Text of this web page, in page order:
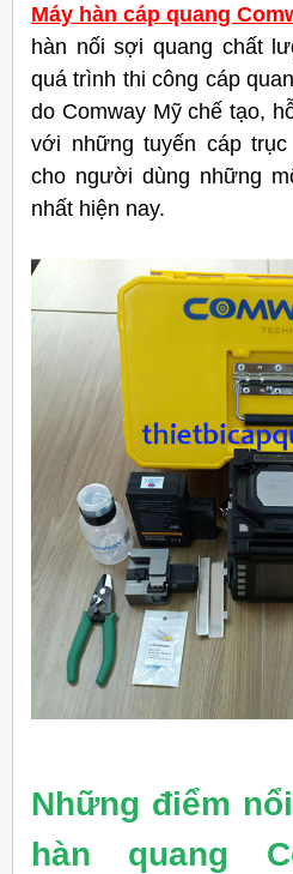
Máy hàn cáp quang
hàn nối sợi quang chất
quá trình thi công cáp
do Comway Mỹ chế tạo,
với những tuyến cáp
cho người dùng những
nhất hiện nay.
Những điểm
hàn quang